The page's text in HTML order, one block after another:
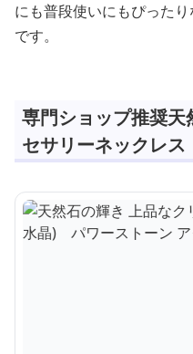
にも普段使いにもぴった
です。
専門ショップ推奨天
セサリーネックレス